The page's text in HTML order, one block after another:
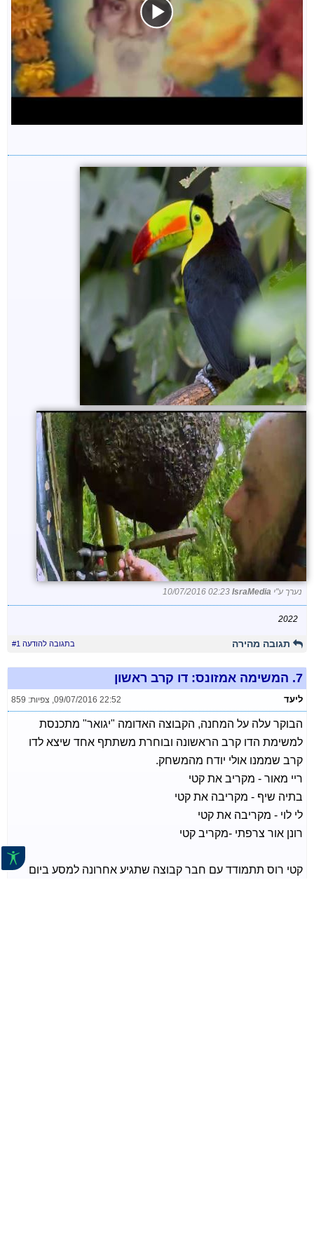
נערך ע"י IsraMedia
10/07/2016 02:23
2022
תגובה מהירה בתגובה להודעה #1
7. המשימה אמזונס: דו קרב ראשון
ליעד 09/07/2016 22:52 צפיות: 859
הבוקר עלה על המחנה, הקבוצה האדומה "יגואר" מתכנסת
למשימת הדו קרב הראשונה ובוחרת משתתף אחד שיצא לדו
קרב שממנו אולי יודח מהמשחק.
ריי מאור - מקריב את קטי
בתיה שיף - מקריבה את קטי
לי לוי - מקריבה את קטי
רונן אור צרפתי -מקריב קטי
קטי רוס תתמודד עם חבר קבוצה שתגיע אחרונה למסע ביום